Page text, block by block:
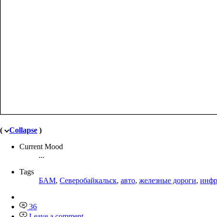
( Collapse )
Current Mood
...
Tags
БАМ, Северобайкальск, авто, железные дороги,
36